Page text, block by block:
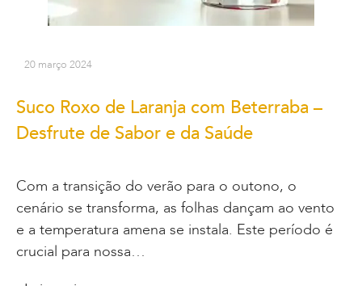
20 março 2024
Suco Roxo de Laranja com Beterraba –
Desfrute de Sabor e da Saúde
Com a transição do verão para o outono, o
cenário se transforma, as folhas dançam ao vento
e a temperatura amena se instala. Este período é
crucial para nossa…